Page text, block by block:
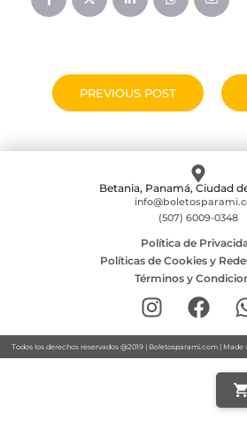
PREVIOUS POST
Betania, Panamá, Ciudad
(507) 6009-0348
Política de
Políticas de Cookies y
Términos y
Todos los derechos reservados @2019 | Boletosparami.com | Made